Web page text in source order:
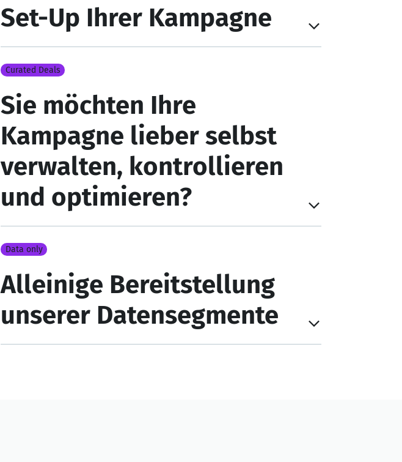
Set-Up Ihrer Kampagne
Curated Deals
Sie möchten Ihre
Kampagne lieber selbst
verwalten, kontrollieren
und optimieren?
Data only
Alleinige Bereitstellung
unserer Datensegmente